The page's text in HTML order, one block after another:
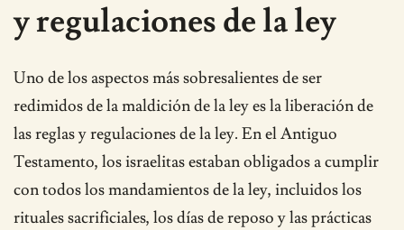
y regulaciones de la ley
Uno de los aspectos más sobresalientes de ser
redimidos de la maldición de la ley es la liberación de
las reglas y regulaciones de la ley. En el Antiguo
Testamento, los israelitas estaban obligados a cumplir
con todos los mandamientos de la ley, incluidos los
rituales sacrificiales, los días de reposo y las prácticas